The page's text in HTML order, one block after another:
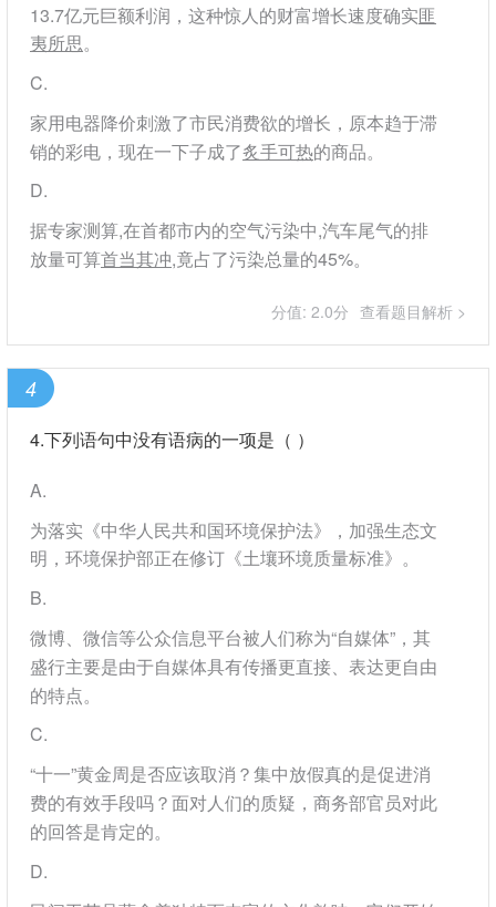
13.7亿元巨额利润，这种惊人的财富增长速度确实匪
夷所思。
C
家用电器降价刺激了市民消费欲的增长，原本趋于滞
销的彩电，现在一下子成了炙手可热的商品。
D
据专家测算,在首都市内的空气污染中,汽车尾气的排
放量可算首当其冲,竟占了污染总量的45%。
分值: 2.0分 查看题目解析 >
4
4.下列语句中没有语病的一项是（ ）
A
为落实《中华人民共和国环境保护法》，加强生态文
明，环境保护部正在修订《土壤环境质量标准》。
B
微博、微信等公众信息平台被人们称为“自媒体”，其
盛行主要是由于自媒体具有传播更直接、表达更自由
的特点。
C
“十一”黄金周是否应该取消？集中放假真的是促进消
费的有效手段吗？面对人们的质疑，商务部官员对此
的回答是肯定的。
D